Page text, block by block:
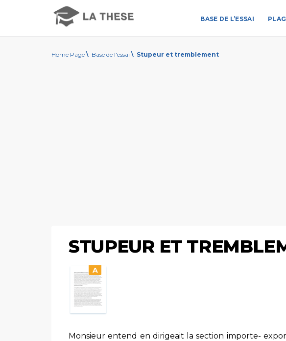
BASE DE L’ESSAI
Home Page \ Base de l'essai \ Stupeur et tremblement
STUPEUR ET
A
Monsieur entend en dirigeait la section importe-